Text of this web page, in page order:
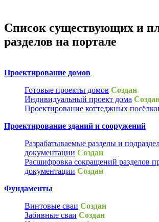
Список существующих и
разделов на портале
Проектирование домов
Готовые проекты домов Создан
Индивидуальный проект дома
Проектирование коттеджных
Проектирование зданий и сооружений
Разрабатываемые разделы и
документации Создан
Расшифровка сокращений разделов
документации Создан
Фундаменты
Винтовые сваи Создан
Забивные сваи Создан